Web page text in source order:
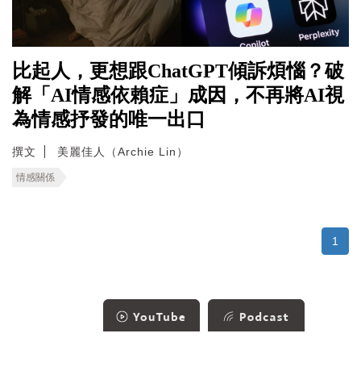
比起人，更想跟ChatGPT傾訴煩惱？破
解「AI情感依賴症」成因，不再將AI視
為情感抒發的唯一出口
撰文 美麗佳人（Archie Lin）
情感關係
1